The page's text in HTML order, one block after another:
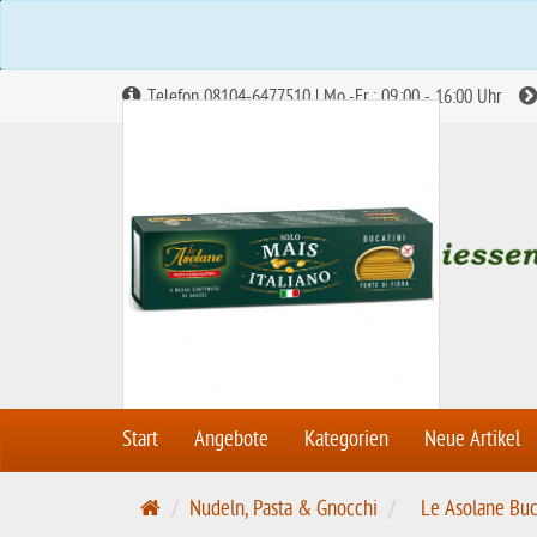
Telefon 08104-6477510 | Mo.-Fr.: 09:00 - 16:00 Uhr
Start Angebote Kategorien Neue Artikel
S
Nudeln, Pasta & Gnocchi Le Asolane
Abbildung ähnlich